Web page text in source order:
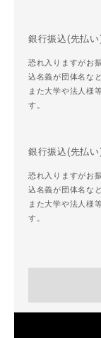
銀行振込(先払
恐れ入りますがお
込名義が団体名な
また大学や法人様
す。
銀行振込(先払
恐れ入りますがお
込名義が団体名な
また大学や法人様
す。